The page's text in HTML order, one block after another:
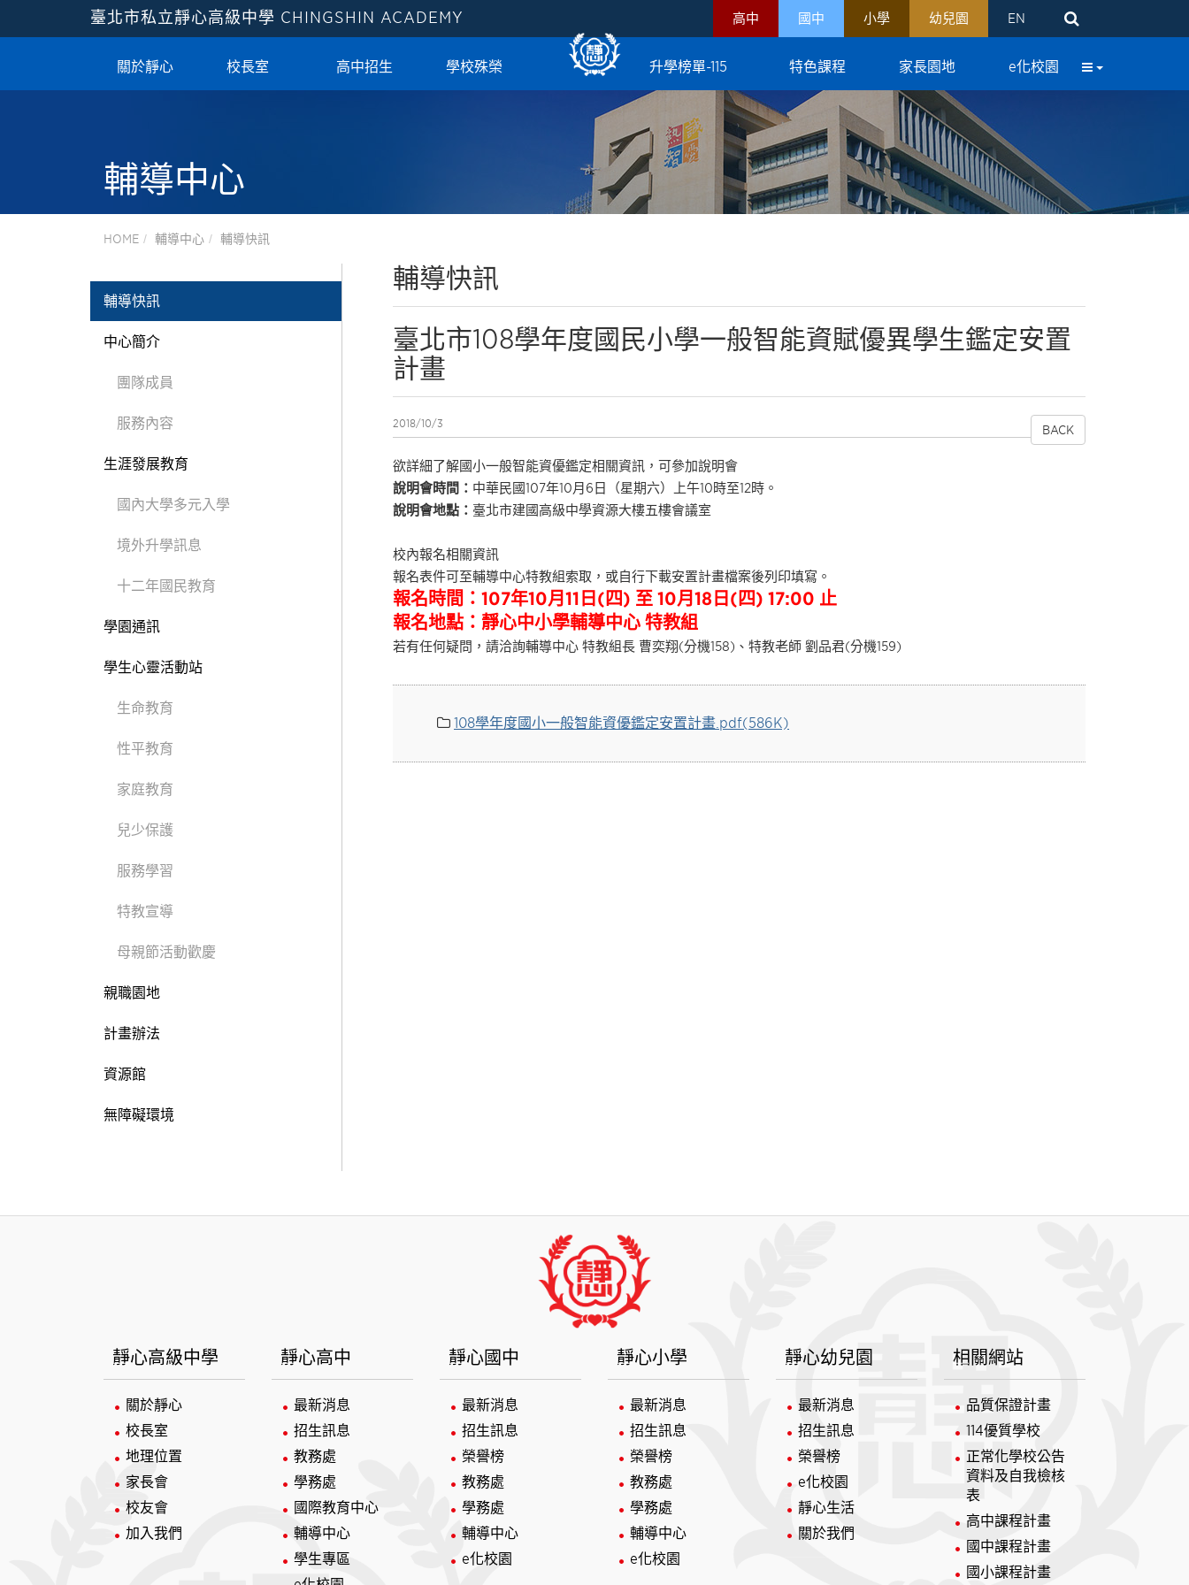
臺北市私立靜心高級中學 CHINGSHIN ACADEMY 高中 國中 小學 幼兒園 EN
關於靜心 校長室 高中招生 學校殊榮 升學榜單-115 特色課程 家長園地 e化校園
輔導中心
HOME 輔導中心 輔導快訊
輔導快訊
中心簡介
團隊成員
服務內容
生涯發展教育
國內大學多元入學
境外升學訊息
十二年國民教育
學園通訊
學生心靈活動站
生命教育
性平教育
家庭教育
兒少保護
服務學習
特教宣導
母親節活動歡慶
親職園地
計畫辦法
資源館
無障礙環境
輔導快訊
臺北市108學年度國民小學一般智能資賦優異學生鑑定安置
計畫
BACK
2018/10/3
欲詳細了解國小一般智能資優鑑定相關資訊，可參加說明會
說明會時間： 中華民國107年10月6日（星期六）上午10時至12時。
說明會地點： 臺北市建國高級中學資源大樓五樓會議室
校內報名相關資訊
報名表件可至輔導中心特教組索取，或自行下載安置計畫檔案後列印填寫。
報名時間：107年10月11日(四) 至 10月18日(四) 17:00 止
報名地點：靜心中小學輔導中心 特教組
若有任何疑問，請洽詢輔導中心 特教組長 曹奕翔(分機158)、特教老師 劉品君(分機159)
108學年度國小一般智能資優鑑定安置計畫.pdf(586K)
靜心高級中學
關於靜心
校長室
地理位置
家長會
校友會
加入我們
靜心高中
最新消息
招生訊息
教務處
學務處
國際教育中心
輔導中心
學生專區
靜心國中
最新消息
招生訊息
榮譽榜
教務處
學務處
輔導中心
e化校園
靜心小學
最新消息
招生訊息
榮譽榜
教務處
學務處
輔導中心
e化校園
靜心幼兒園
最新消息
招生訊息
榮譽榜
e化校園
靜心生活
關於我們
相關網站
品質保證計畫
114優質學校
正常化學校公告
資料及自我檢核
表
高中課程計畫
國中課程計畫
國小課程計畫